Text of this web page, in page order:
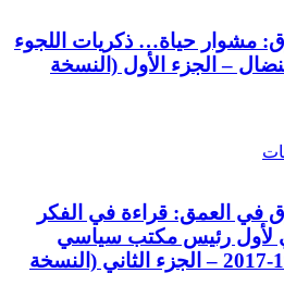
مشوار حياة… ذكريات اللجوء
– الجزء الأول (النسخة
في العمق: قراءة في الفكر
لأول رئيس مكتب سياسي
لحركة حماس 1997-2017 – الجزء الثاني (النسخة